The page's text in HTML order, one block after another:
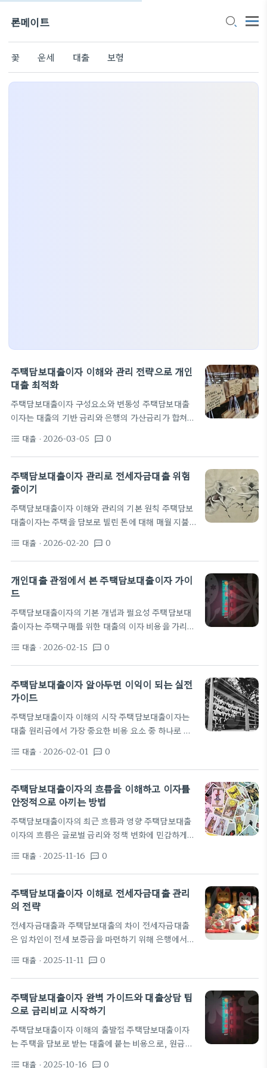
론메이트
꽃 운세 대출 보험
주택담보대출이자 이해와 관리 전략으로 개인
대출 최적화
주택담보대출이자 구성요소와 변동성 주택담보대출
이자는 대출의 기반 금리와 은행의 가산금리가 합쳐져
기준금리의 변화에 따라 움직이고 여기에 은행 마진이
더해진다. 고정금리와 변동금리의 선택에 따라 같은
대출이라도 월 상환액의 변동 폭이 달라진다. 변동성
은 경제 상황, 정책 금리, 은행의 자금조달비용에 의
은 생각보다 민감하게 반응한다. 예를 들어 기초 금리
가 3.5%에서 3.75%로 오르면 원리금 상환이 소폭
증가한다. 반대로 기초 금리가 하락하면 이 역시 같은
format_list_bulleted 대출 · 2026-03-05 textsms 0
주택담보대출이자 관리로 전세자금대출 위험
줄이기
주택담보대출이자 이해와 관리의 기본 원칙 주택담보
대출이자는 주택을 담보로 빌린 돈에 대해 매월 지불
뉘며 금리 결정요인은 은행의 정책금리, 신용도, 담보
물의 위치와 가치다. 금리가 바뀌면 월상환액 또는 남
은 원금 구조가 달라지므로 주기적으로 체크해야 한
다. 특히 전세자금대출과 같은 비슷한 대출과 비교할
대출의 이자는 만기에 따라 변동되거나 일정 기간 고
정되기도 한다. 만기 연장이나 조기상환 시 비용이 달
라지므로 상환 계획을 먼저 세우는 것이 좋다. 금리인
format_list_bulleted 대출 · 2026-02-20 textsms 0
개인대출 관점에서 본 주택담보대출이자 가이
드
주택담보대출이자의 기본 개념과 필요성 주택담보대
출이자는 주택구매를 위한 대출의 이자 비용을 가리킨
합으로 결정된다. 가산금리는 신용등급과 담보가치에
따라 달라지는 스프레드다. 이자 비용은 대출 원금과
함께 상환 기간 전체에 걸쳐지며 최종 지불액에 큰 영
향을 준다. 이 개념은 보험 설계에서도 중요하게 다룬
정하거나 보장 설계의 여력을 줄일 수 있다. 또한 이자
부담은 가계의 현금흐름에 영향을 주고 긴급 상황 대
비 자금 계획을 흔들 수 있다. 따라서 초기 대출 선택
format_list_bulleted 대출 · 2026-02-15 textsms 0
주택담보대출이자 알아두면 이익이 되는 실전
가이드
주택담보대출이자 이해의 시작 주택담보대출이자는
대출 원리금에서 가장 중요한 비용 요소 중 하나로 매
가 전체 비용을 좌우한다. 기본적으로 이자는 남은 원
금에 연간 금리를 곱해 산출되며 월 이자에는 이전 달
의 남은 원금이 반영된다. 따라서 초기 수년은 원금이
많이 남아 있어 이자 비중이 크지만, 시간이 지나면 이
도, 주택의 담보가치(LTV), 계약기간 등에 따라 달
라진다. 은행은 대출자의 상환능력과 리스크를 평가
해 금리를 차등 적용하므로 같은 금리 표라도 은행마
format_list_bulleted 대출 · 2026-02-01 textsms 0
주택담보대출이자의 흐름을 이해하고 이자를
안정적으로 아끼는 방법
주택담보대출이자의 최근 흐름과 영향 주택담보대출
이자의 흐름은 글로벌 금리와 정책 변화에 민감하게
을 유지하고 있다. 가계대출의 이자 부담은 주택가격
의 변동과 소득 패턴에 따라 달라진다. 이 과정을 이해
하는 것은 이자 관리를 시작하는 첫걸음이다. 오피스
텔대출금리도 시장금리의 영향을 받아 변동성이 커지
환경에서도 적용 기준이 다를 수 있다. 따라서 금리 비
교 시 금리 유형뿐 아니라 대출 목적까지 함께 고려해
야 한다. 현장 사례를 보면 금리 차이에 따라 초기 부
format_list_bulleted 대출 · 2025-11-16 textsms 0
주택담보대출이자 이해로 전세자금대출 관리
의 전략
전세자금대출과 주택담보대출의 차이 전세자금대출
은 임차인이 전세 보증금을 마련하기 위해 은행에서
데 사용된다. 담보는 전세보증금으로 설정되는 경우
가 일반이며 이때 만기 시 보증금이 돌려져 대출이 상
환된다. 목적이 주택을 직접 구입하는 것이 아니라 임
대 계약의 이행을 지원한다는 점이 핵심이다. 따라서
는 경우가 많다. 주택담보대출은 주택을 담보로 금전
을 빌리는 은행 대출로, 주로 주택 구입이나 재자금 마
련에 사용된다. 담보는 주택 자체가 되므로 대출 한도,
format_list_bulleted 대출 · 2025-11-11 textsms 0
주택담보대출이자 완벽 가이드와 대출상담 팁
으로 금리비교 시작하기
주택담보대출이자 이해의 출발점 주택담보대출이자
는 주택을 담보로 받는 대출에 붙는 비용으로, 원금에
format_list_bulleted 대출 · 2025-10-16 textsms 0